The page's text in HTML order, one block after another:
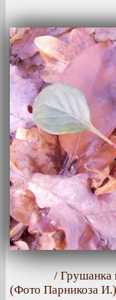
/ Грушанка
(Фото Парникоза И.)